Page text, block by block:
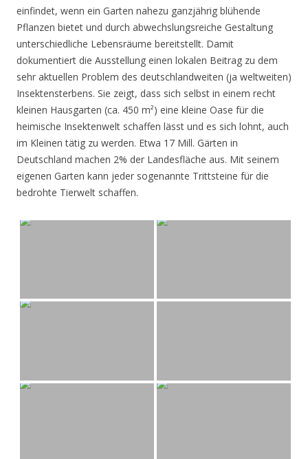
einfindet, wenn ein Garten nahezu ganzjährig blühende
Pflanzen bietet und durch abwechslungsreiche Gestaltung
unterschiedliche Lebensräume bereitstellt. Damit
dokumentiert die Ausstellung einen lokalen Beitrag zu dem
sehr aktuellen Problem des deutschlandweiten (ja weltweiten)
Insektensterbens. Sie zeigt, dass sich selbst in einem recht
kleinen Hausgarten (ca. 450 m²) eine kleine Oase für die
heimische Insektenwelt schaffen lässt und es sich lohnt, auch
im Kleinen tätig zu werden. Etwa 17 Mill. Gärten in
Deutschland machen 2% der Landesfläche aus. Mit seinem
eigenen Garten kann jeder sogenannte Trittsteine für die
bedrohte Tierwelt schaffen.